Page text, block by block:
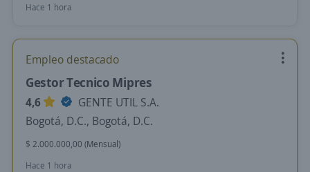
Hace 1 hora
Empleo destacado
Gestor Tecnico Mipres
4,6
GENTE UTIL S.A.
Bogotá, D.C., Bogotá, D.C.
$ 2.000.000,00 (Mensual)
Hace 1 hora